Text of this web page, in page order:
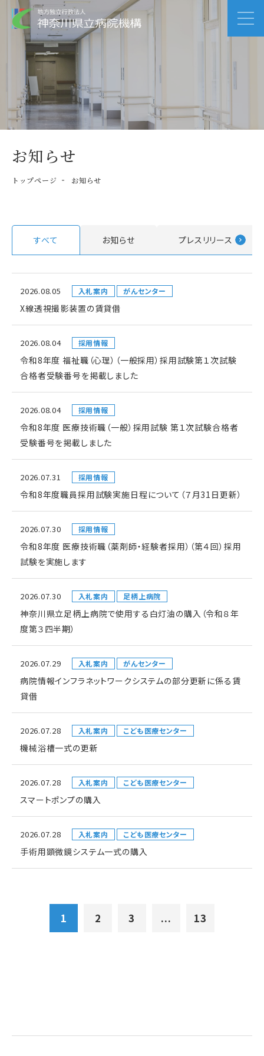
お知らせ
トップページ お知らせ
すべて お知らせ プレスリリース
2026.08.05 入札案内 がんセンター
X線透視撮影装置の賃貸借
2026.08.04 採用情報
令和8年度 福祉職（心理）（一般採用）採用試験第１次試験
合格者受験番号を掲載しました
2026.08.04 採用情報
令和8年度 医療技術職（一般）採用試験 第１次試験合格者
受験番号を掲載しました
2026.07.31 採用情報
令和8年度職員採用試験実施日程について（７月31日更新）
2026.07.30 採用情報
令和8年度 医療技術職（薬剤師・経験者採用）（第４回）採用
試験を実施します
2026.07.30 入札案内 足柄上病院
神奈川県立足柄上病院で使用する白灯油の購入（令和８年
度第３四半期）
2026.07.29 入札案内 がんセンター
病院情報インフラネットワークシステムの部分更新に係る賃
貸借
2026.07.28 入札案内 こども医療センター
機械浴槽一式の更新
2026.07.28 入札案内 こども医療センター
スマートポンプの購入
2026.07.28 入札案内 こども医療センター
手術用顕微鏡システム一式の購入
1 2 3 ... 13